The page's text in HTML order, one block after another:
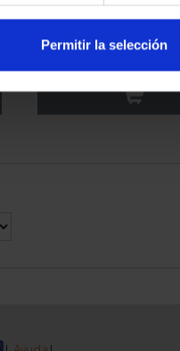
Permitir la selección
CAPITALES
73,00 €